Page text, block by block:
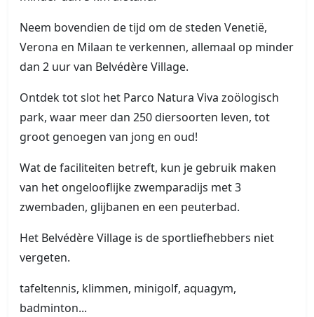
Neem bovendien de tijd om de steden Venetië,
Verona en Milaan te verkennen, allemaal op minder
dan 2 uur van Belvédère Village.
Ontdek tot slot het Parco Natura Viva zoölogisch
park, waar meer dan 250 diersoorten leven, tot
groot genoegen van jong en oud!
Wat de faciliteiten betreft, kun je gebruik maken
van het ongelooflijke zwemparadijs met 3
zwembaden, glijbanen en een peuterbad.
Het Belvédère Village is de sportliefhebbers niet
vergeten.
tafeltennis, klimmen, minigolf, aquagym,
badminton...